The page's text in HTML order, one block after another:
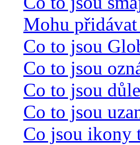
Mohu
Co to jsou
Co to jsou
Co to jsou
Co to jsou
Co jsou ikony